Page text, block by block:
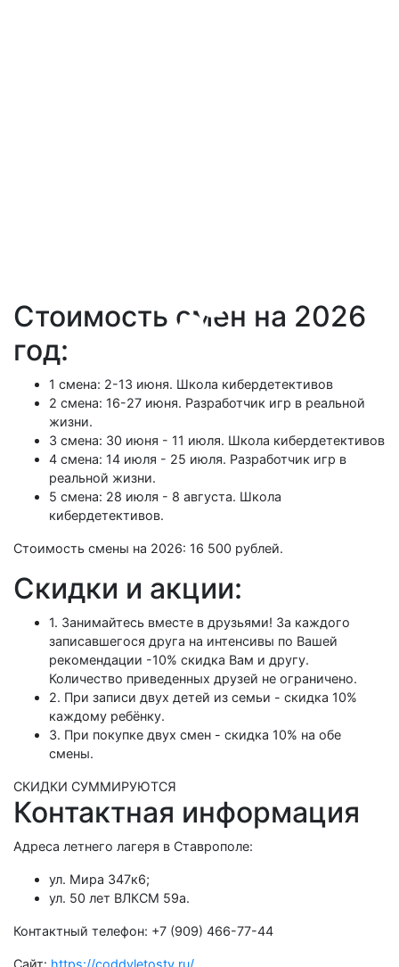
Стоимость смен на 2026
год:
1 смена: 2-13 июня. Школа кибердетективов
2 смена: 16-27 июня. Разработчик игр в реальной
жизни.
3 смена: 30 июня - 11 июля. Школа кибердетективов
4 смена: 14 июля - 25 июля. Разработчик игр в
реальной жизни.
5 смена: 28 июля - 8 августа. Школа
кибердетективов.
Стоимость смены на 2026: 16 500 рублей.
Скидки и акции:
1. Занимайтесь вместе в друзьями! За каждого
записавшегося друга на интенсивы по Вашей
рекомендации -10% скидка Вам и другу.
Количество приведенных друзей не ограничено.
2. При записи двух детей из семьи - скидка 10%
каждому ребёнку.
3. При покупке двух смен - скидка 10% на обе
смены.
СКИДКИ СУММИРУЮТСЯ
Контактная информация
Адреса летнего лагеря в Ставрополе:
ул. Мира 347к6;
ул. 50 лет ВЛКСМ 59а.
Контактный телефон: +7 (909) 466-77-44
Сайт: https://coddyletostv.ru/